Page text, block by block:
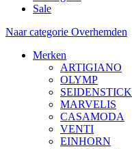
Sale
Naar categorie Overhemden
Merken
ARTIGIANO
OLYMP
MARVELIS
CASAMODA
VENTI
EINHORN